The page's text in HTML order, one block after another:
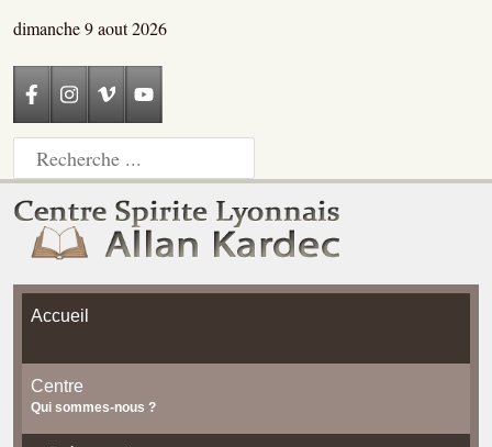
dimanche 9 aout 2026
Accueil
Centre
Qui sommes-nous ?